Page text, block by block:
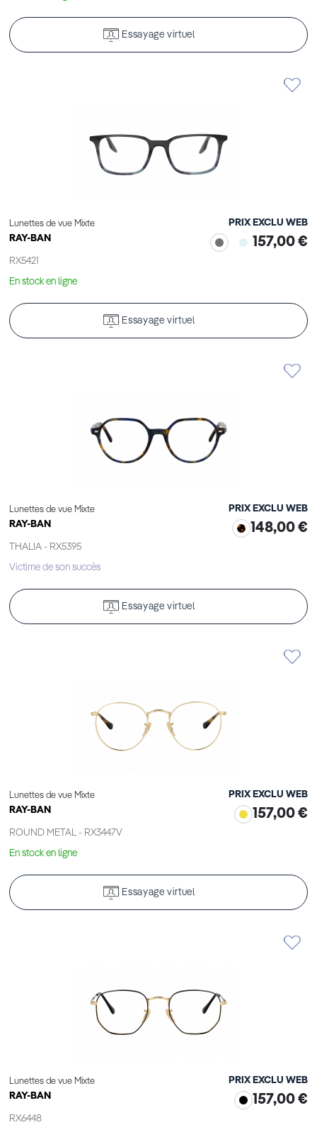
Essayage virtuel
Lunettes de vue Mixte
RAY-BAN
RX5421
PRIX EXCLU WEB
157,00 €
En stock en ligne
Essayage virtuel
Lunettes de vue Mixte
RAY-BAN
THALIA - RX5395
PRIX EXCLU WEB
148,00 €
Victime de son succès
Essayage virtuel
Lunettes de vue Mixte
RAY-BAN
ROUND METAL - RX3447V
PRIX EXCLU WEB
157,00 €
En stock en ligne
Essayage virtuel
Lunettes de vue Mixte
RAY-BAN
RX6448
PRIX EXCLU WEB
157,00 €